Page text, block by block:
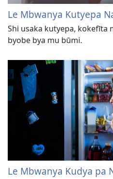
Le Mbwanya Kutyepa
Shi usaka kutyepa, kokefīta
byobe bya mu būmi.
Le Mbwanya Kudya pa